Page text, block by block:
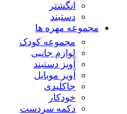
انگشتر
دستبند
مجموعه مهره ها
مجموعه کودک
لوازم جانبی
آویز دستبند
آویز موبایل
جاکلیدی
خودکار
دکمه سردست